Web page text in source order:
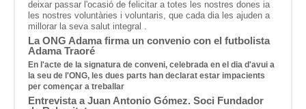
deixar passar l'ocasió de felicitar a totes les nostres dones ia
les nostres voluntàries i voluntaris,que cada dia les ajuden a
millorar la seva salut integral .
La ONG Adama firma un convenio con el futbolista
Adama Traoré
En l'acte de la signatura de conveni, celebrada en el dia d'avui a
la seu de l'ONG, les dues parts han declarat estar impacients
per començar a treballar
Entrevista a Juan Antonio Gómez. Soci Fundador